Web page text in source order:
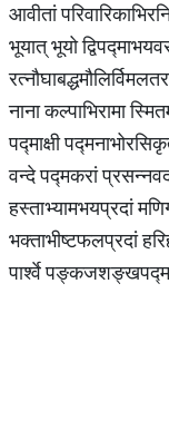
आवीतां
भूयात् भूयो
नाना कल्पाभिरामा
पद्माक्षी
वन्दे पद्मकरां
हस्ताभ्यामभयप्रदां
भक्ताभीष्टफलप्रदां
पार्श्वे